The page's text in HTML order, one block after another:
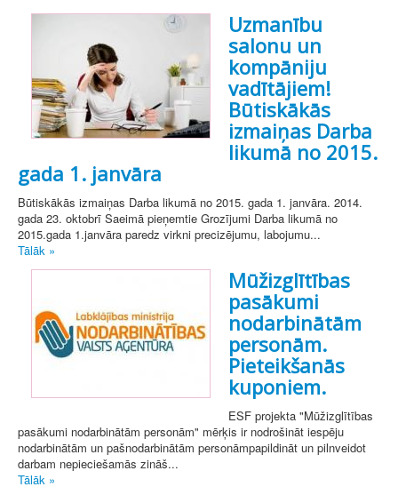
Uzmanību
salonu un
kompāniju
vadītājiem!
Būtiskākās
izmaiņas Darba
likumā no 2015.
gada 1. janvāra
Būtiskākās izmaiņas Darba likumā no 2015. gada 1. janvāra. 2014.
gada 23. oktobrī Saeimā pieņemtie Grozījumi Darba likumā no
2015.gada 1.janvāra paredz virkni precizējumu, labojumu...
Tālāk »
Mūžizglītības
pasākumi
nodarbinātām
personām.
Pieteikšanās
kuponiem.
ESF projekta "Mūžizglītības
pasākumi nodarbinātām personām" mērķis ir nodrošināt iespēju
nodarbinātām un pašnodarbinātām personāmpapildināt un pilnveidot
darbam nepieciešamās zināš...
Tālāk »